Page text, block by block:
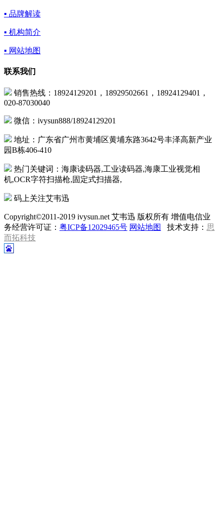
▪ 品牌解读
▪ 机构简介
▪ 网站地图
联系我们
销售热线：18924129201，18929502661，18924129401，
020-87030040
微信：ivysun888/18924129201
地址：广东省广州市黄埔区黄埔东路3642号丰泽高新产业
园B栋406-410
热门关键词：海康读码器,工业读码器,海康工业视觉相
机,OCR字符扫描枪,固定式扫描器,
码上关注艾韦迅
Copyright©2011-2019 ivysun.net 艾韦迅 版权所有 增值电信业
务经营许可证： 粤ICP备12029465号 网站地图 技术支持： 思
而拓科技